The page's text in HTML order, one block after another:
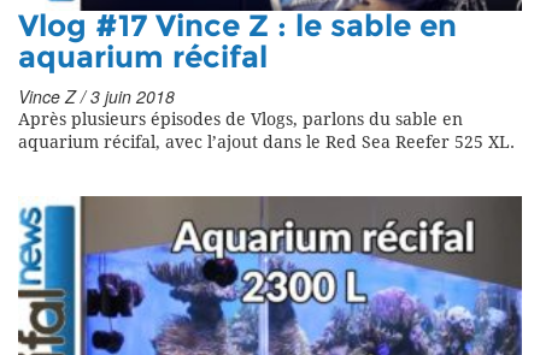
Vlog #17 Vince Z : le sable en
aquarium récifal
Vince Z / 3 juin 2018
Après plusieurs épisodes de Vlogs, parlons du sable en
aquarium récifal, avec l’ajout dans le Red Sea Reefer 525 XL.